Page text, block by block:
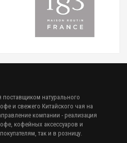
поставщиком натурального
и свежего Китайского чая на
компании - реализация
кофейных аксессуаров и
так и в розницу.